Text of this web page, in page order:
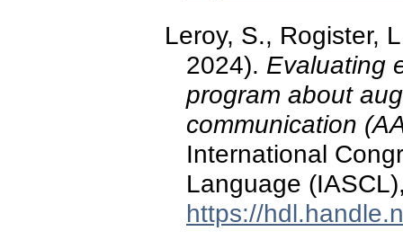
Leroy, S., Rogister,
2024). Evaluating
program about
communication
International
Language
https://